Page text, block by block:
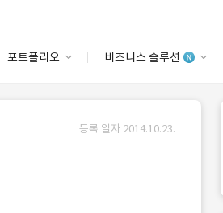
포트폴리오 비즈니스 솔루션
안심 코드 케어
등록 일자 2014.10.23.